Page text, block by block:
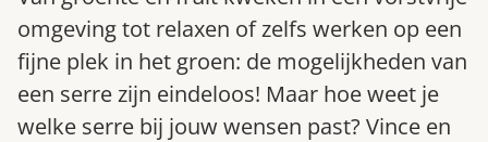
omgeving tot relaxen of zelfs werken op een
fijne plek in het groen: de mogelijkheden van
een serre zijn eindeloos! Maar hoe weet je
welke serre bij jouw wensen past? Vince en